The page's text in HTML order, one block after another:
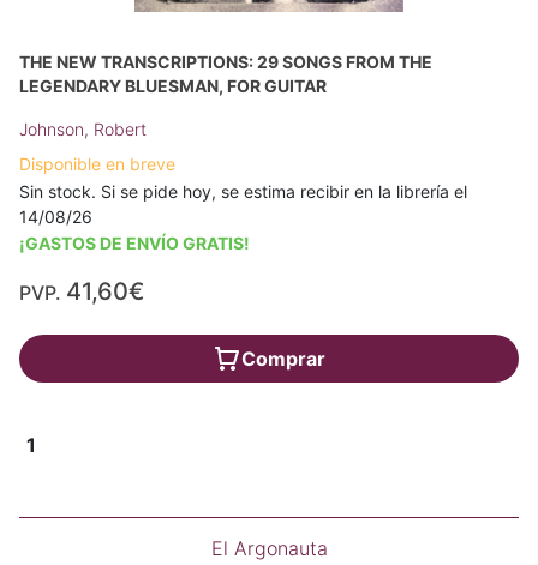
THE NEW TRANSCRIPTIONS: 29 SONGS FROM THE
LEGENDARY BLUESMAN, FOR GUITAR
Johnson, Robert
Disponible en breve
Sin stock. Si se pide hoy, se estima recibir en la librería el
14/08/26
¡GASTOS DE ENVÍO GRATIS!
PVP. 41,60€
Comprar
1
El Argonauta